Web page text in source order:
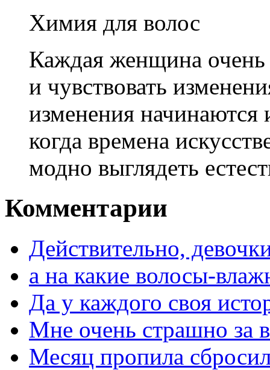
Химия для волос
Каждая женщина очень
и чувствовать
изменения
когда времена
модно выглядеть
Комментарии
Действительно,
а на какие волосы-
Да у каждого своя
Мне очень страшно за
Месяц пропила